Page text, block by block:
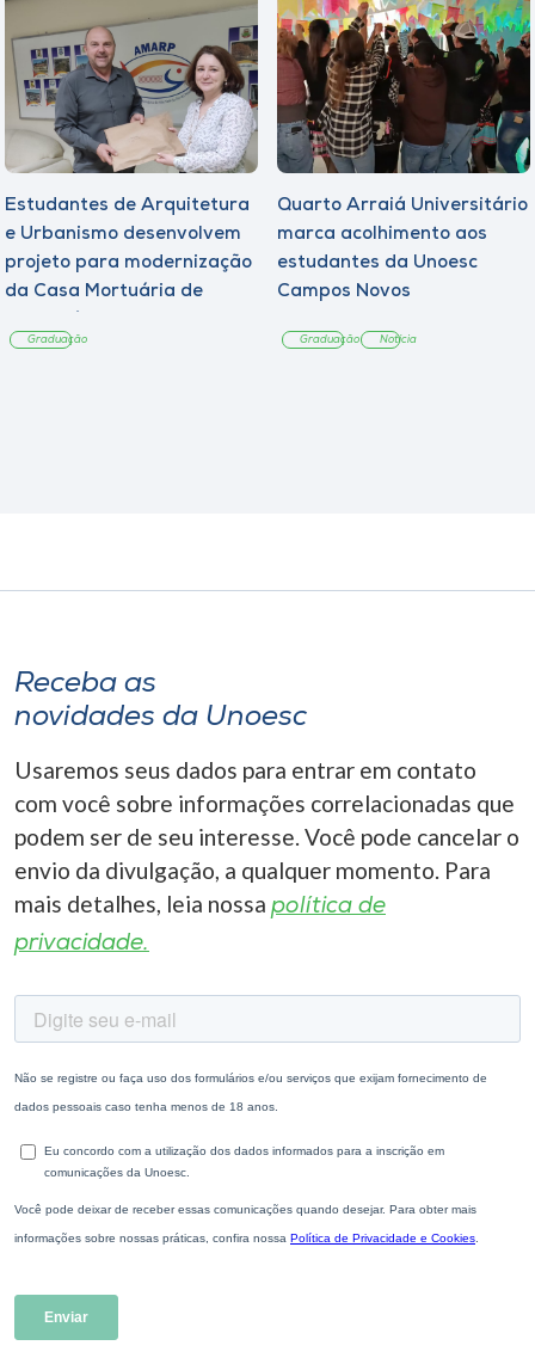
Estudantes de Arquitetura
e Urbanismo desenvolvem
projeto para modernização
da Casa Mortuária de
Graduação
Quarto Arraiá Universitário
marca acolhimento aos
estudantes da Unoesc
Campos Novos
Graduação Notícia
Receba as
novidades da Unoesc
Usaremos seus dados para entrar em contato
com você sobre informações correlacionadas que
podem ser de seu interesse. Você pode cancelar o
envio da divulgação, a qualquer momento. Para
mais detalhes, leia nossa política de
privacidade.